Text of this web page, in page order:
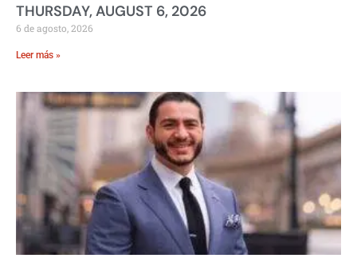
THURSDAY, AUGUST 6, 2026
6 de agosto, 2026
Leer más »